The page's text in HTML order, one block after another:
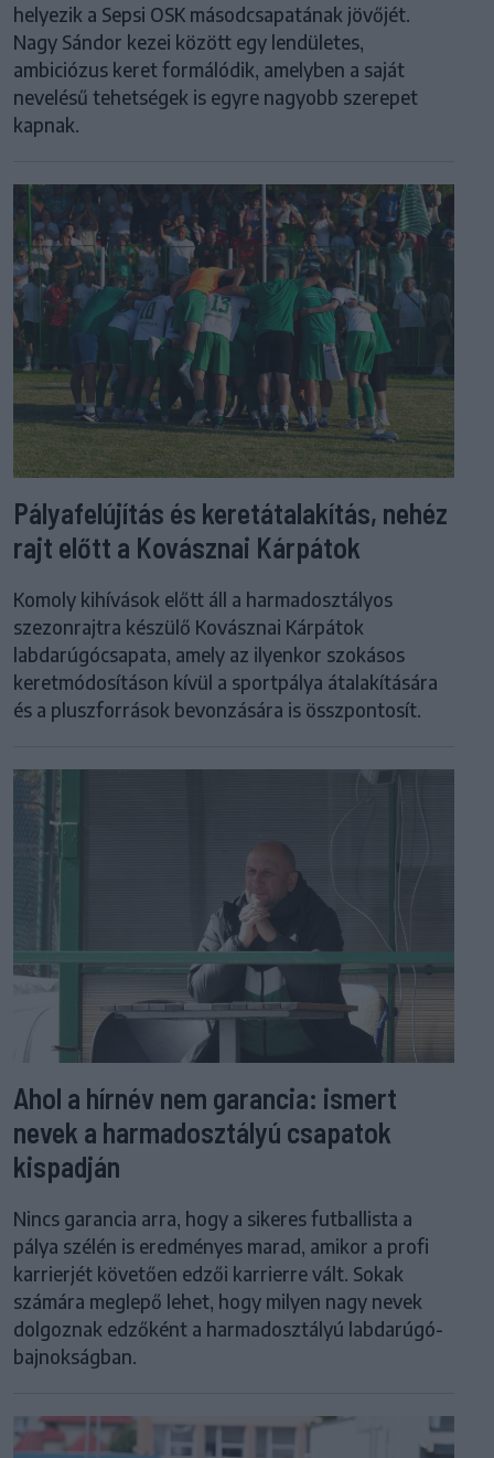
helyezik a Sepsi OSK másodcsapatának jövőjét.
Nagy Sándor kezei között egy lendületes,
ambiciózus keret formálódik, amelyben a saját
nevelésű tehetségek is egyre nagyobb szerepet
kapnak.
Pályafelújítás és keretátalakítás, nehéz
rajt előtt a Kovásznai Kárpátok
Komoly kihívások előtt áll a harmadosztályos
szezonrajtra készülő Kovásznai Kárpátok
labdarúgócsapata, amely az ilyenkor szokásos
keretmódosításon kívül a sportpálya átalakítására
és a pluszforrások bevonzására is összpontosít.
Ahol a hírnév nem garancia: ismert
nevek a harmadosztályú csapatok
kispadján
Nincs garancia arra, hogy a sikeres futballista a
pálya szélén is eredményes marad, amikor a profi
karrierjét követően edzői karrierre vált. Sokak
számára meglepő lehet, hogy milyen nagy nevek
dolgoznak edzőként a harmadosztályú labdarúgó-
bajnokságban.